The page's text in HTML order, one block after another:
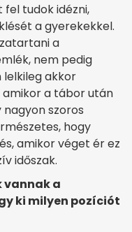
tudok idézni,
a gyerekekkel.
a
nem pedig
akkor
amikor a tábor után
szoros
hogy
amikor véget ér ez
időszak.
vannak a
ki milyen pozíciót